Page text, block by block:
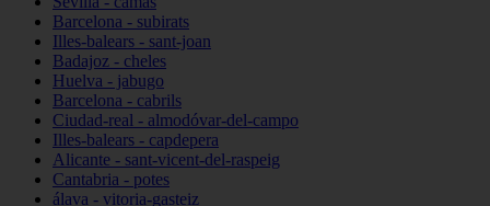
Barcelona - subirats
Illes-balears - sant-joan
Badajoz - cheles
Huelva - jabugo
Barcelona - cabrils
Ciudad-real - almodóvar-del-campo
Illes-balears - capdepera
Alicante - sant-vicent-del-raspeig
Cantabria - potes
álava - vitoria-gasteiz